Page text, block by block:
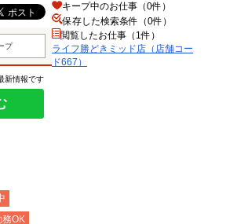
プ
新情報です
務OK
キープ中のお仕事（0件）
保存した検索条件（0件）
閲覧したお仕事（1件）
ライフ勝どきミッド店（店舗コー
ド667）